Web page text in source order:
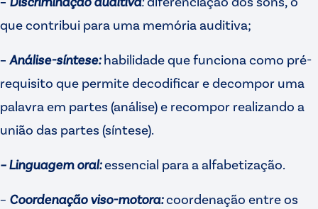
que contribui para uma memória auditiva;
– Análise-síntese:habilidade que funciona como pré-
requisito que permite decodificar e decompor uma
palavra em partes (análise) e recompor realizando a
união das partes (síntese).
– Linguagem oral:essencial para a alfabetização.
– Coordenação viso-motora:coordenação entre os